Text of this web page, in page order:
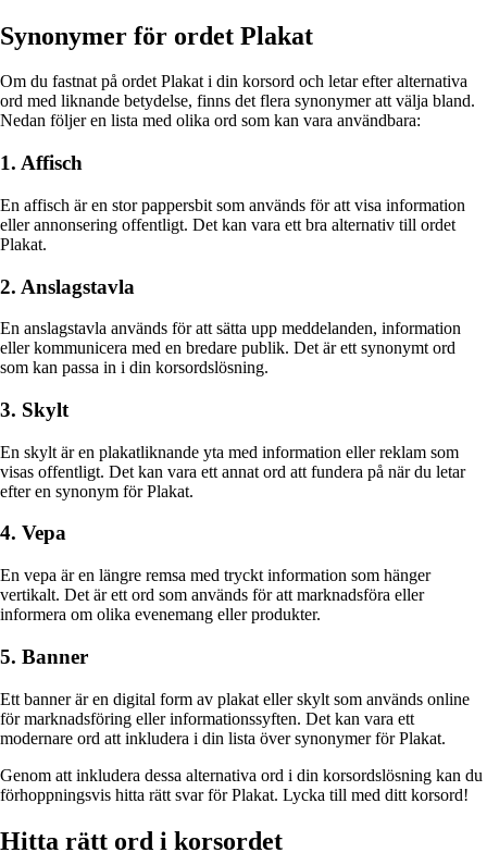
Synonymer för ordet Plakat
Om du fastnat på ordet Plakat i din korsord och letar efter alternativa
ord med liknande betydelse, finns det flera synonymer att välja bland.
Nedan följer en lista med olika ord som kan vara användbara:
1. Affisch
En affisch är en stor pappersbit som används för att visa information
eller annonsering offentligt. Det kan vara ett bra alternativ till ordet
Plakat.
2. Anslagstavla
En anslagstavla används för att sätta upp meddelanden, information
eller kommunicera med en bredare publik. Det är ett synonymt ord
som kan passa in i din korsordslösning.
3. Skylt
En skylt är en plakatliknande yta med information eller reklam som
visas offentligt. Det kan vara ett annat ord att fundera på när du letar
efter en synonym för Plakat.
4. Vepa
En vepa är en längre remsa med tryckt information som hänger
vertikalt. Det är ett ord som används för att marknadsföra eller
informera om olika evenemang eller produkter.
5. Banner
Ett banner är en digital form av plakat eller skylt som används online
för marknadsföring eller informationssyften. Det kan vara ett
modernare ord att inkludera i din lista över synonymer för Plakat.
Genom att inkludera dessa alternativa ord i din korsordslösning kan du
förhoppningsvis hitta rätt svar för Plakat. Lycka till med ditt korsord!
Hitta rätt ord i korsordet